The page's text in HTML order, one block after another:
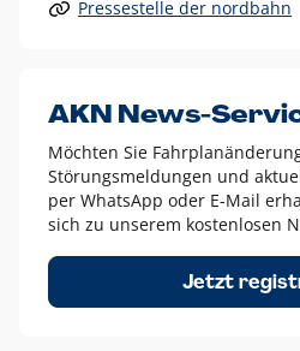
Alle anderen Logo-Varianten
Diese Ausnahmen sind zum
dem AKN Blau,
weißes Logo auf
schwarzes Logo für reine
Um das Logo herum muss ein
Höhe bzw. Breite des N aus AKN
Pressestelle der nordbahn
AKN News-
Möchten Sie
Störungsmeldungen und
per WhatsApp oder E-Mail
sich zu unserem kostenlosen
Jetzt